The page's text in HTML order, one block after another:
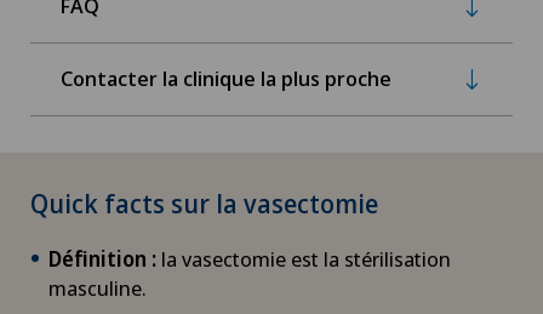
FAQ
Contacter la clinique la plus proche
Quick facts sur la vasectomie
Définition : la vasectomie est la stérilisation
masculine.